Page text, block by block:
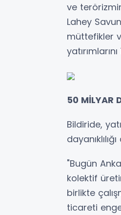
ve
Lahey
müttefikler
50 MİLYAR
Bildiride,
"Bugün
kolektif
birlikte
ticareti